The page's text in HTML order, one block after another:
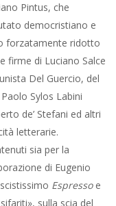
Pintus, che
democristiano e
forzatamente ridotto
firme di Luciano Salce
Del Guercio, del
Sylos Labini
de’ Stefani ed altri
letterarie.
sia per la
di Eugenio
Espresso e
sulla scia del